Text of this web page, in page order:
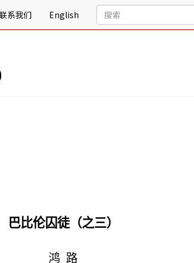
系我们 English
巴比伦囚徒（之三）
鸿 路